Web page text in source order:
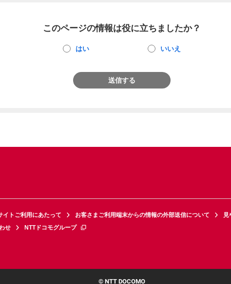
このページの情報は役に立ちましたか？
はい いいえ
送信する
イトご利用にあたって お客さまご利用端末からの情報の外部送信について
見
せ NTTドコモグループ
© NTT DOCOMO